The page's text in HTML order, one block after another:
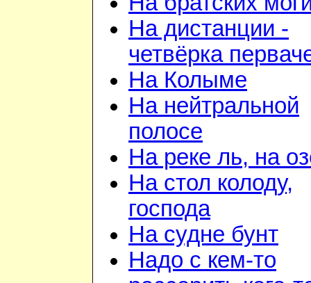
На дистанции -
четвёрка
На Колыме
На нейтральной
полосе
На реке ль, на
На стол колоду,
господа
На судне бунт
Надо с кем-то